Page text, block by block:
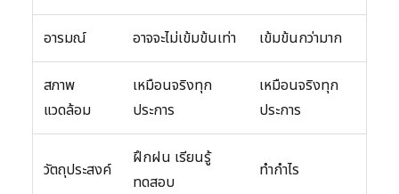
อารมณ์ อาจจะไม่เข้มข้นเท่า เข้มข้นกว่ามาก
สภาพ
แวดล้อม
เหมือนจริงทุก
ประการ
เหมือนจริงทุก
ประการ
วัตถุประสงค์
ฝึกฝน เรียนรู้
ทดสอบ
ทำกำไร